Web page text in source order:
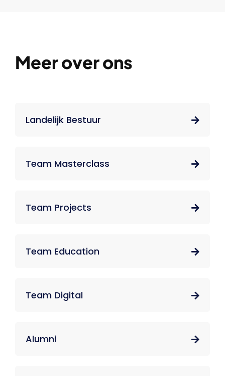
Meer over ons
Landelijk Bestuur
Team Masterclass
Team Projects
Team Education
Team Digital
Alumni